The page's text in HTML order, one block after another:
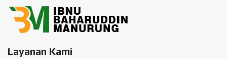
Layanan Kami